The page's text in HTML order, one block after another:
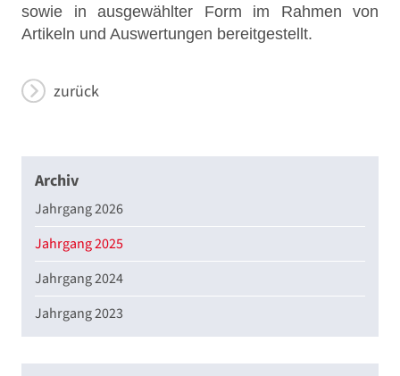
sowie in ausgewählter Form im Rahmen von
Artikeln und Auswertungen bereitgestellt.
zurück
Archiv
Jahrgang 2026
Jahrgang 2025
Jahrgang 2024
Jahrgang 2023